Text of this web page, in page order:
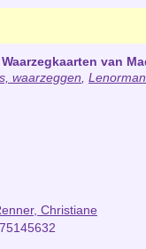
van
waarzeggen
Christiane